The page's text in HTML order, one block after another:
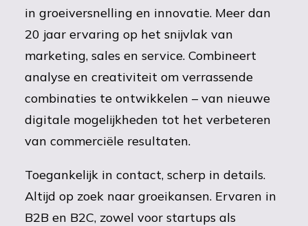
in groeiversnelling en innovatie. Meer dan
20 jaar ervaring op het snijvlak van
marketing, sales en service. Combineert
analyse en creativiteit om verrassende
combinaties te ontwikkelen – van nieuwe
digitale mogelijkheden tot het verbeteren
van commerciële resultaten.
Toegankelijk in contact, scherp in details.
Altijd op zoek naar groeikansen. Ervaren in
B2B en B2C, zowel voor startups als